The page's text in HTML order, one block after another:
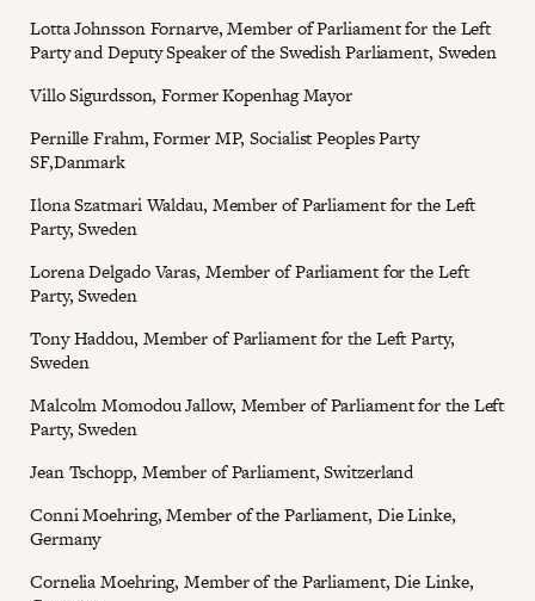
Lotta Johnsson Fornarve, Member of Parliament for the Left
Party and Deputy Speaker of the Swedish Parliament, Sweden
Villo Sigurdsson, Former Kopenhag Mayor
Pernille Frahm, Former MP, Socialist Peoples Party
SF,Danmark
Ilona Szatmari Waldau, Member of Parliament for the Left
Party, Sweden
Lorena Delgado Varas, Member of Parliament for the Left
Party, Sweden
Tony Haddou, Member of Parliament for the Left Party,
Sweden
Malcolm Momodou Jallow, Member of Parliament for the Left
Party, Sweden
Jean Tschopp, Member of Parliament, Switzerland
Conni Moehring, Member of the Parliament, Die Linke,
Germany
Cornelia Moehring, Member of the Parliament, Die Linke,